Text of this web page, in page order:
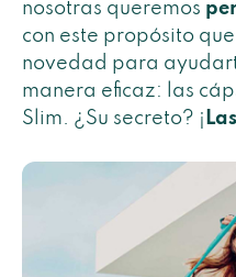
nosotras queremos
con este propósito
novedad para
manera eficaz: las
Slim. ¿Su secreto? ¡ Las